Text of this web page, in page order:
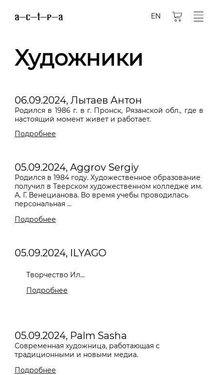
EN
Художники
06.09.2024, Лытаев Антон
Родился в 1986 г. в г. Пронск, Рязанской обл., где в
настоящий момент живет и работает.
Подробнее
05.09.2024, Aggrov Sergiy
Родился в 1984 году. Художественное образование
получил в Тверском художественном колледже им.
А. Г. Венецианова. Во время учебы проводилась
персональная ...
Подробнее
05.09.2024, ILYAGO
Творчество Ил...
Подробнее
05.09.2024, Palm Sasha
Современная художница, работающая с
традиционными и новыми медиа.
Подробнее